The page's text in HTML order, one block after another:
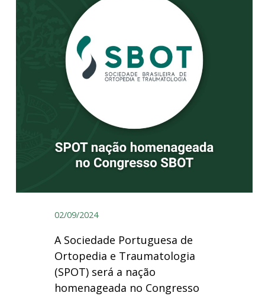
02/09/2024
A Sociedade Portuguesa de
Ortopedia e Traumatologia
(SPOT) será a nação
homenageada no Congresso